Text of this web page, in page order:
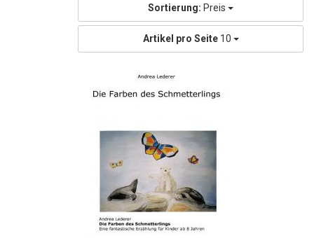
Sortierung: Preis
Artikel pro Seite 10